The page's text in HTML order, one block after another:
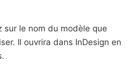
sur le nom du modèle que
Il ouvrira dans InDesign en